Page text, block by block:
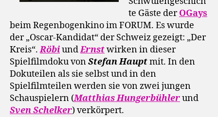
te Gäste derOGays
beim Regenbogenkino im FORUM. Es wurde
der „Oscar-Kandidat“ der Schweiz gezeigt: „Der
Kreis“.RöbiundErnstwirken in dieser
Spielfilmdoku vonStefan Hauptmit. In den
Dokuteilen als sie selbst und in den
Spielfilmteilen werden sie von zwei jungen
Schauspielern (Matthias Hungerbühlerund
Sven Schelker) verkörpert.